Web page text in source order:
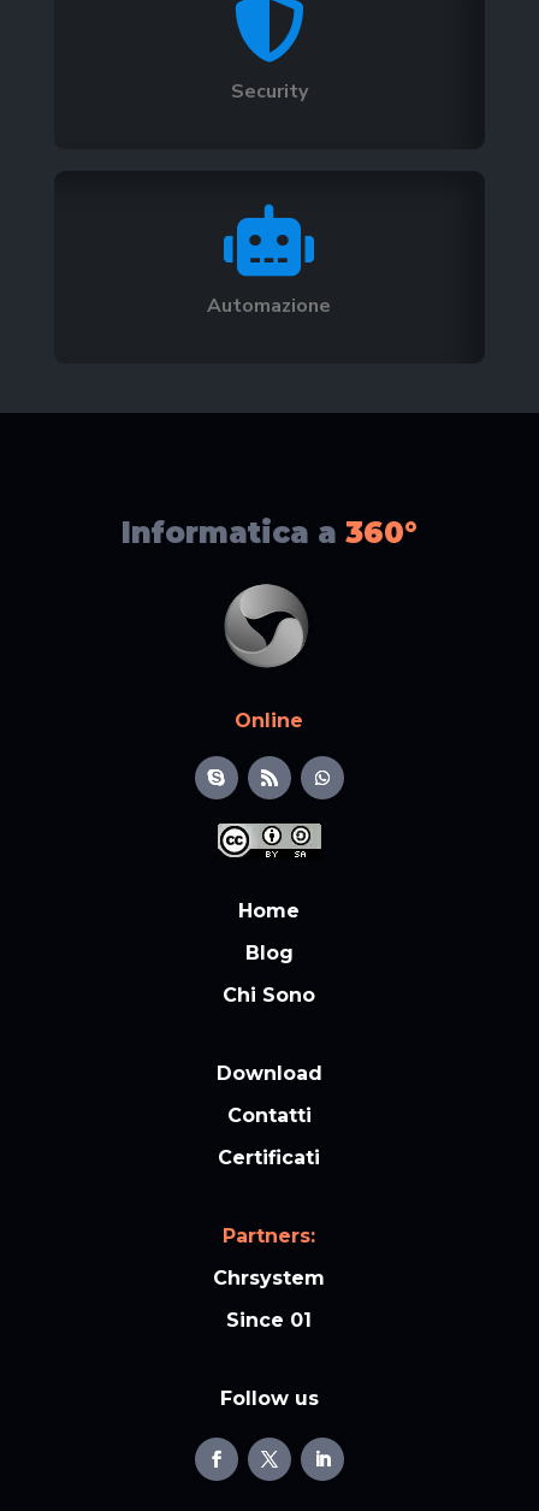

Security

Automazione
Informatica a 360°
Online
Home
Blog
Chi Sono
Download
Contatti
Certificati
Partners:
Chrsystem
Since 01
Follow us